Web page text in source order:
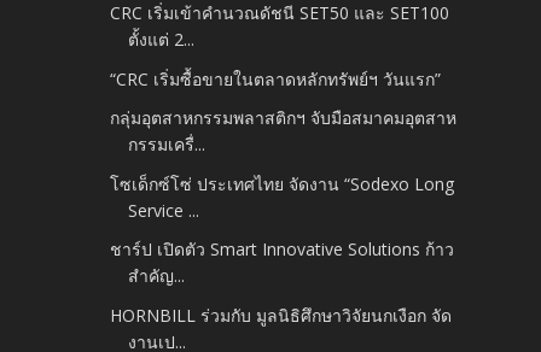
CRC เริ่มเข้าคำนวณดัชนี SET50 และ SET100
ตั้งแต่ 2...
“CRC เริ่มซื้อขายในตลาดหลักทรัพย์ฯ วันแรก”
กลุ่มอุตสาหกรรมพลาสติกฯ จับมือสมาคมอุตสาห
กรรมเครื่...
โซเด็กซ์โซ่ ประเทศไทย จัดงาน “Sodexo Long
Service ...
ชาร์ป เปิดตัว Smart Innovative Solutions ก้าว
สำคัญ...
HORNBILL ร่วมกับ มูลนิธิศึกษาวิจัยนกเงือก จัด
งานเป...